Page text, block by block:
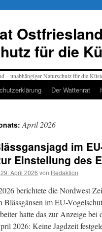
für die
Der Wattenrat
April 2026
im
Einstellung des
29. April 2026 von Redaktion
berichtete die Nordwest
Blässgänsen im EU-
hatte das zur Anzeige
2026: Keine Jagdzeit